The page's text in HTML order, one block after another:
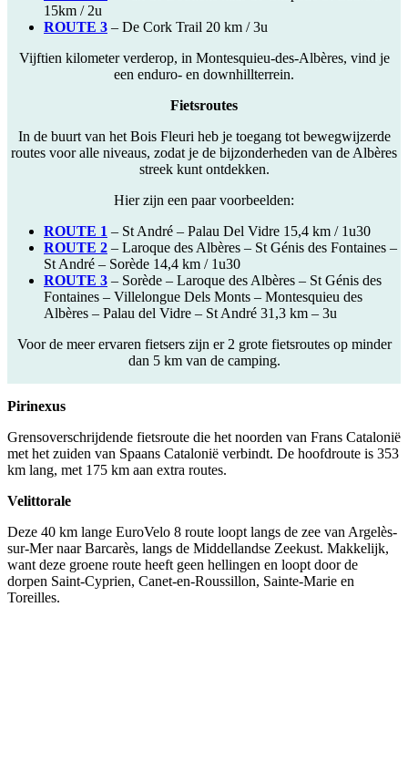
15km / 2u
ROUTE 3 – De Cork Trail 20 km / 3u
Vijftien kilometer verderop, in Montesquieu-des-Albères, vind je
een enduro- en downhillterrein.
Fietsroutes
In de buurt van het Bois Fleuri heb je toegang tot bewegwijzerde
routes voor alle niveaus, zodat je de bijzonderheden van de Albères
streek kunt ontdekken.
Hier zijn een paar voorbeelden:
ROUTE 1 – St André – Palau Del Vidre 15,4 km / 1u30
ROUTE 2 – Laroque des Albères – St Génis des Fontaines –
St André – Sorède 14,4 km / 1u30
ROUTE 3 – Sorède – Laroque des Albères – St Génis des
Fontaines – Villelongue Dels Monts – Montesquieu des
Albères – Palau del Vidre – St André 31,3 km – 3u
Voor de meer ervaren fietsers zijn er 2 grote fietsroutes op minder
dan 5 km van de camping.
Pirinexus
Grensoverschrijdende fietsroute die het noorden van Frans Catalonië
met het zuiden van Spaans Catalonië verbindt. De hoofdroute is 353
km lang, met 175 km aan extra routes.
Velittorale
Deze 40 km lange EuroVelo 8 route loopt langs de zee van Argelès-
sur-Mer naar Barcarès, langs de Middellandse Zeekust. Makkelijk,
want deze groene route heeft geen hellingen en loopt door de
dorpen Saint-Cyprien, Canet-en-Roussillon, Sainte-Marie en
Toreilles.